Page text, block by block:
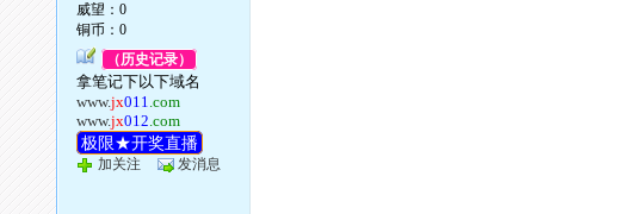
威望：0
铜币：0
（历史记录）
拿笔记下以下域名
www.jx011.com
www.jx012.com
极限★开奖直播
加关注 发消息